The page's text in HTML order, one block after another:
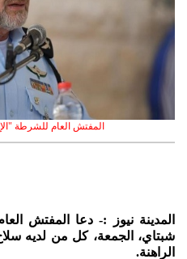
المفتش العام للشرطة
المدينة نيوز :- دعا المفتش
شبتاي، الجمعة، كل من لديه
الراهنة.